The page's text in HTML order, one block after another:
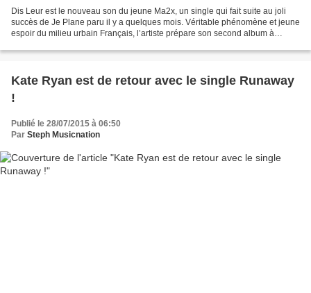
Dis Leur est le nouveau son du jeune Ma2x, un single qui fait suite au joli
succès de Je Plane paru il y a quelques mois. Véritable phénomène et jeune
espoir du milieu urbain Français, l’artiste prépare son second album à
Kate Ryan est de retour avec le single Runaway
!
Publié le 28/07/2015 à 06:50
Par Steph Musicnation